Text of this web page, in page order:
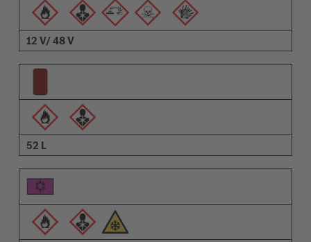
12 V/ 48 V
52 L